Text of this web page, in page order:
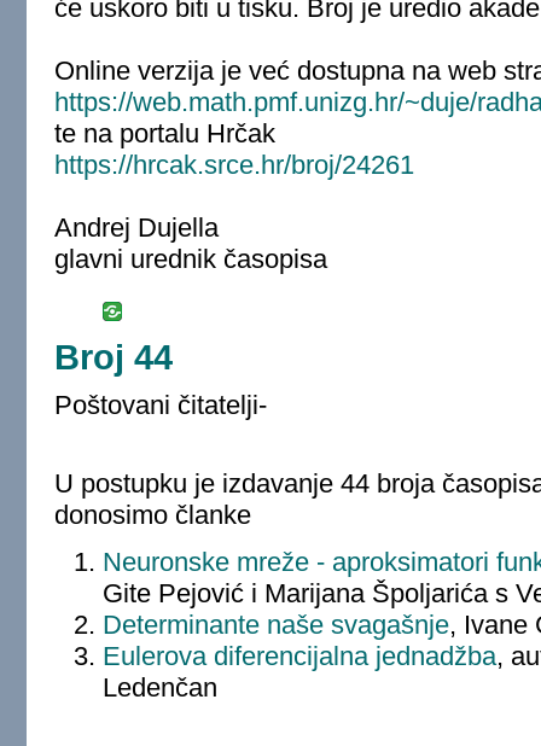
će uskoro biti u tisku. Broj je uredio
Online verzija je već dostupna na web
https://web.math.pmf.unizg.hr/~duje/
te na portalu Hrčak
https://hrcak.srce.hr/broj/24261
Andrej Dujella
glavni urednik časopisa
Broj 44
Poštovani čitatelji-
U postupku je izdavanje 44 broja
donosimo članke
Neuronske mreže - aproksimatori
Gite Pejović i Marijana Špoljarića s
Determinante naše svagašnje, Ivane
Eulerova diferencijalna jednadžba,
Ledenčan